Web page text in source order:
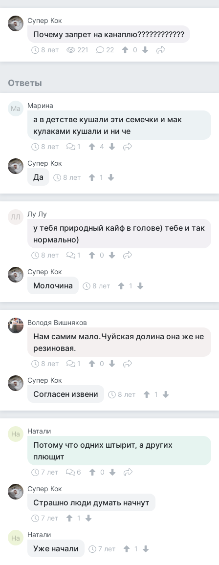
Супер Кок
Почему запрет на канаплю????????????
8 лет 221 22 0
Ответы
Ма Марина
а в детстве кушали эти семечки и мак
кулаками кушали и ни че
8 лет 1
4
Супер Кок
Да 8 лет 1
ЛЛ Лу Лу
у тебя природный кайф в голове) тебе и так
нормально)
8 лет 1
0
Супер Кок
Молочина 8 лет 1
Володя Вишняков
Нам самим мало.Чуйская долина она же не
резиновая.
8 лет 1
0
Супер Кок
Согласен извени 8 лет 1
На Натали
Потому что одних штырит, а других
плющит
7 лет 6
0
Супер Кок
Страшно люди думать начнут
7 лет 1
На Натали
Уже начали 7 лет 1